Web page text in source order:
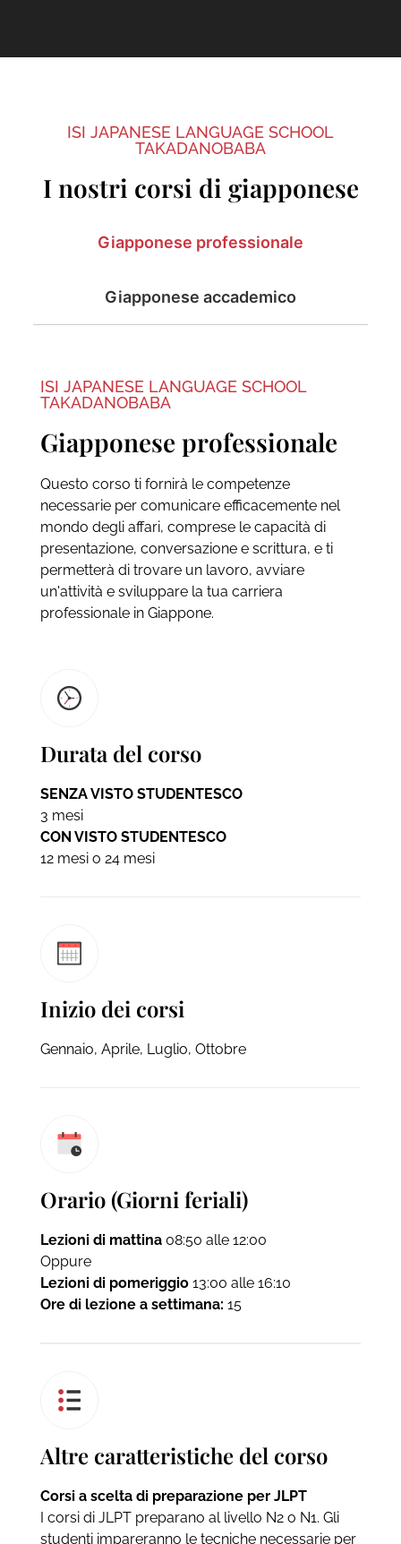
ISI JAPANESE LANGUAGE SCHOOL
TAKADANOBABA
I nostri corsi di giapponese
Giapponese professionale
Giapponese accademico
ISI JAPANESE LANGUAGE SCHOOL
TAKADANOBABA
Giapponese professionale
Questo corso ti fornirà le competenze
necessarie per comunicare efficacemente nel
mondo degli affari, comprese le capacità di
presentazione, conversazione e scrittura, e ti
permetterà di trovare un lavoro, avviare
un'attività e sviluppare la tua carriera
professionale in Giappone.
Durata del corso
SENZA VISTO STUDENTESCO
3 mesi
CON VISTO STUDENTESCO
12 mesi o 24 mesi
Inizio dei corsi
Gennaio, Aprile, Luglio, Ottobre
Orario (Giorni feriali)
Lezioni di mattina08:50 alle 12:00
Oppure
Lezioni di pomeriggio13:00 alle 16:10
Ore di lezione a settimana: 15
Altre caratteristiche del corso
Corsi a scelta di preparazione per JLPT
I corsi di JLPT preparano al livello N2 o N1. Gli
studenti impareranno le tecniche necessarie per